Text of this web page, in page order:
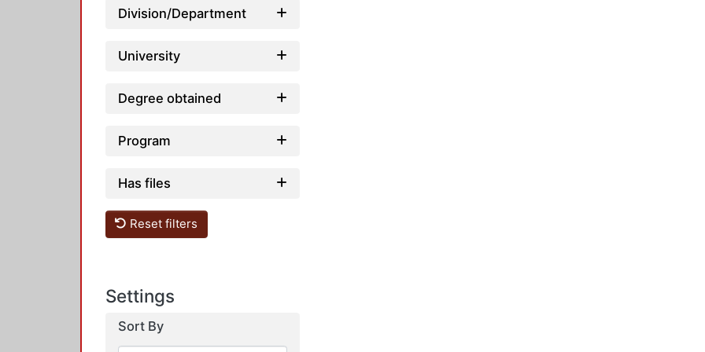
Division/Department
University
Degree obtained
Program
Has files
Reset filters
Settings
Sort By